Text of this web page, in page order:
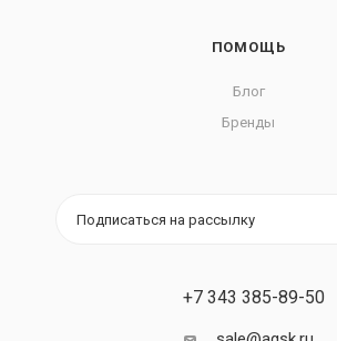
ПОМОЩЬ
Блог
Бренды
Подписаться на рассылку
+7 343 385-89-50